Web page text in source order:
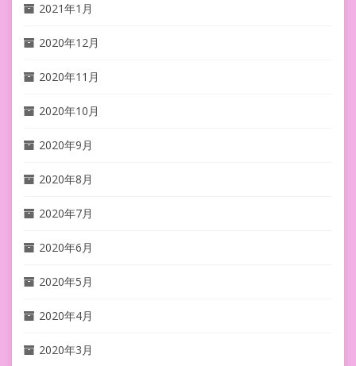
2021年1月
2020年12月
2020年11月
2020年10月
2020年9月
2020年8月
2020年7月
2020年6月
2020年5月
2020年4月
2020年3月